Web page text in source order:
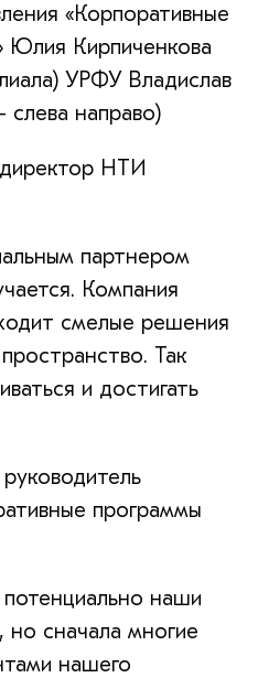
«Корпоративные
Юлия Кирпиченкова
УРФУ Владислав
направо)
НТИ
партнером
Компания
смелые решения
Так
и достигать
программы
наши
но сначала многие
нашего